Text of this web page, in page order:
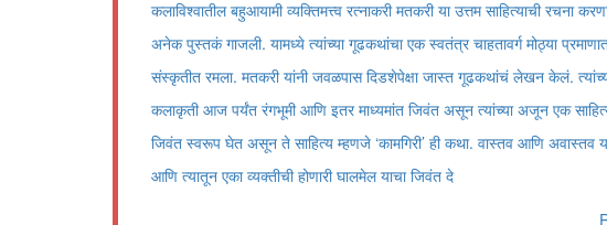
कलाविश्वातील बहुआयामी व्यक्तिमत्त्व रत्नाकरी मतकरी या उत्तम साहित्याची रचना
अनेक पुस्तकं गाजली. यामध्ये त्यांच्या गूढकथांचा एक स्वतंत्र चाहतावर्ग मोठ्या
संस्कृतीत रमला. मतकरी यांनी जवळपास दिडशेपेक्षा जास्त गूढकथांचं लेखन केलं.
कलाकृती आज पर्यंत रंगभूमी आणि इतर माध्यमांत जिवंत असून त्यांच्या अजून एक
जिवंत स्वरूप घेत असून ते साहित्य म्हणजे ‘कामगिरी’ ही कथा. वास्तव आणि अवास्तव
आणि त्यातून एका व्यक्तीची होणारी घालमेल याचा जिवंत दे